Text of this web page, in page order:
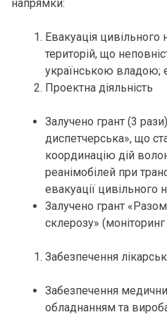
напрямки:
Евакуація цивільного
територій, що
українською владою;
Проектна діяльність
Залучено грант (3
диспетчерська», що
координацію дій
реанімобілей при
евакуації цивільного
Залучено грант
склерозу»
Забезпечення
Забезпечення
обладнанням та